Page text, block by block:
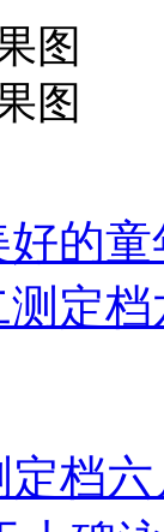
图
图
好的
测定
定档